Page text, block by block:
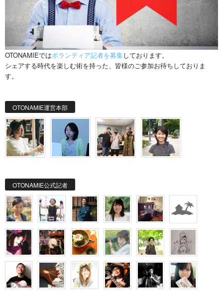
OTONAMIEではボランティア記者を募集しております。
シェアする時代を楽しむ術を持った、皆様のご参加お待ちしておりま
す。
OTONAMIE運営本部
OTONAMIE公式記者